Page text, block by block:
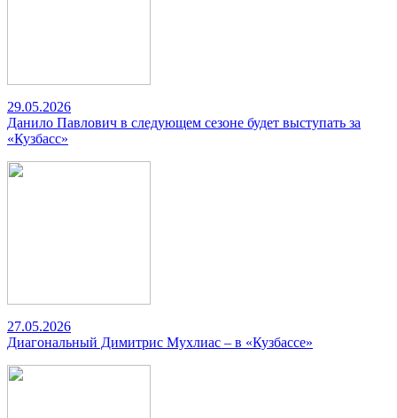
29.05.2026
Данило Павлович в следующем сезоне будет выступать за
«Кузбасс»
27.05.2026
Диагональный Димитрис Мухлиас – в «Кузбассе»